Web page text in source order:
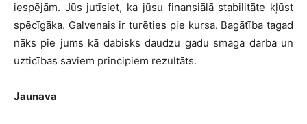
iespējām. Jūs jutīsiet, ka jūsu finansiālā stabilitāte kļūst
spēcīgāka. Galvenais ir turēties pie kursa. Bagātība tagad
nāks pie jums kā dabisks daudzu gadu smaga darba un
uzticības saviem principiem rezultāts.
Jaunava